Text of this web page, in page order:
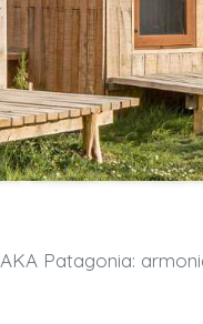
AKA Patagonia: